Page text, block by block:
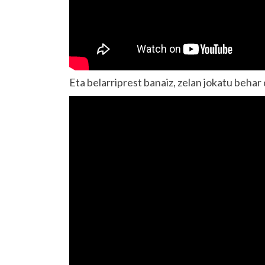
Eta belarriprest banaiz, zelan jokatu behar